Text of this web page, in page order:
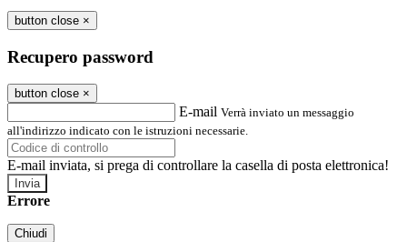
button close ×
Recupero password
button close ×
E-mail Verrà inviato un messaggio
all'indirizzo indicato con le istruzioni necessarie.
E-mail inviata, si prega di controllare la casella di posta elettronica!
Errore
Chiudi